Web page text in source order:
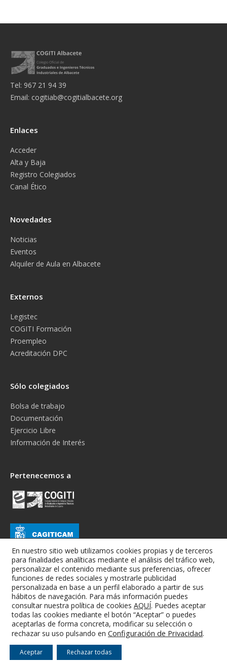
Tel: 967 21 94 39
Email: cogitiab@cogitialbacete.org
Enlaces
Acceder
Alta y Baja
Registro Colegiados
Canal Ético
Novedades
Noticias
Eventos
Alquiler de Aula en Albacete
Externos
Legistec
COGITI Formación
Proempleo
Acreditación DPC
Sólo colegiados
Bolsa de trabajo
Documentación
Ejercicio Libre
Información de Interés
Pertenecemos a
Colegio Oficial de Graduados e Ingenieros Técnicos Industriales de
Albacete
En nuestro sitio web utilizamos cookies propias y de terceros
para finalidades analíticas mediante el análisis del tráfico web,
personalizar el contenido mediante sus preferencias, ofrecer
funciones de redes sociales y mostrarle publicidad
personalizada en base a un perfil elaborado a partir de sus
hábitos de navegación. Para más información puedes
consultar nuestra política de cookies AQUÍ. Puedes aceptar
todas las cookies mediante el botón “Aceptar” o puedes
aceptarlas de forma concreta, modificar su selección o
rechazar su uso pulsando en Configuración de Privacidad.
Aceptar Rechazar todas